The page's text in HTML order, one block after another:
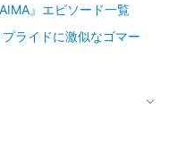
』エピソード一覧
ライドに激似なゴマー